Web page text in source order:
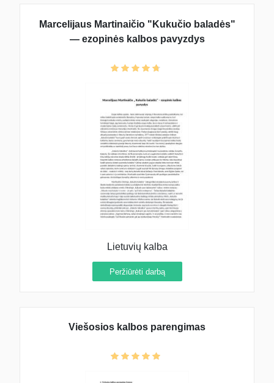
Marcelijaus Martinaičio "Kukučio baladės"
— ezopinės kalbos pavyzdys
Lietuvių kalba
Peržiūrėti darbą
Viešosios kalbos parengimas